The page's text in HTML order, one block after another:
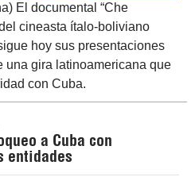
El documental “Che
cineasta ítalo-boliviano
hoy sus presentaciones
una gira latinoamericana que
con Cuba.
a Cuba con
entidades